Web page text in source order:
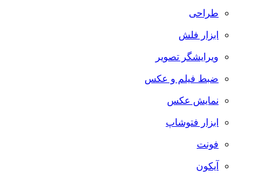
طراحی
ابزار فلش
ویرایشگر تصویر
ضبط فيلم و عكس
نمایش عکس
ابزار فتوشاپ
فونت
آیکون